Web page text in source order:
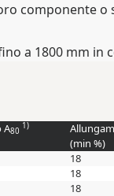
componente
a 1800 mm
A80
1)
(min %)
18
18
18